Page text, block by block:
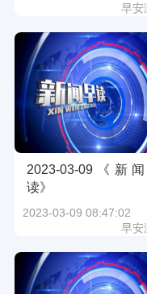
早安
2023-03-09《新
读》
2023-03-09 08:47:02
早安